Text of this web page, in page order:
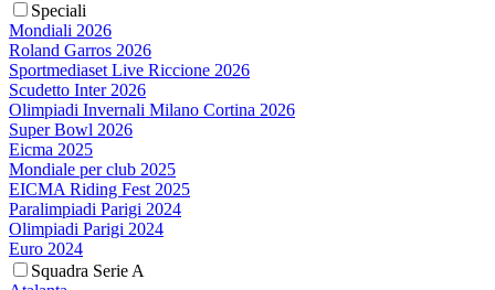
Speciali
Mondiali 2026
Roland Garros 2026
Sportmediaset Live Riccione 2026
Scudetto Inter 2026
Olimpiadi Invernali Milano Cortina 2026
Super Bowl 2026
Eicma 2025
Mondiale per club 2025
EICMA Riding Fest 2025
Paralimpiadi Parigi 2024
Olimpiadi Parigi 2024
Euro 2024
Squadra Serie A